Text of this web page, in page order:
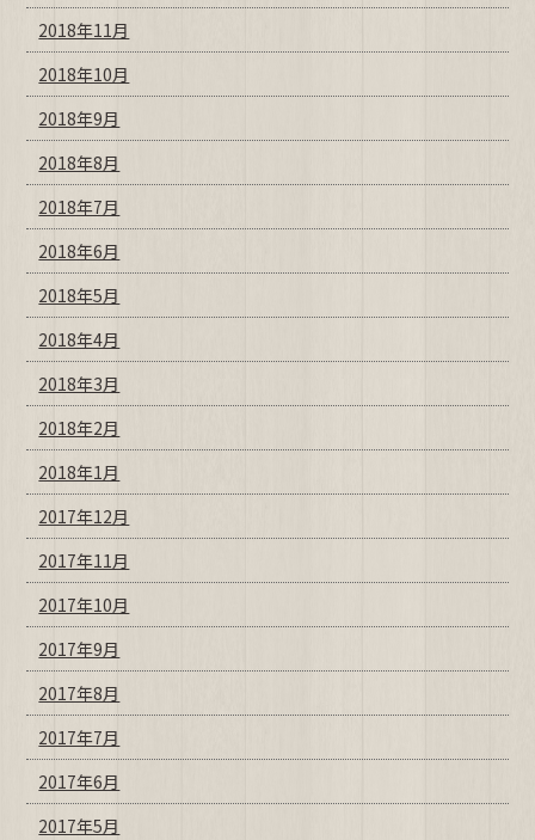
2018年11月
2018年10月
2018年9月
2018年8月
2018年7月
2018年6月
2018年5月
2018年4月
2018年3月
2018年2月
2018年1月
2017年12月
2017年11月
2017年10月
2017年9月
2017年8月
2017年7月
2017年6月
2017年5月